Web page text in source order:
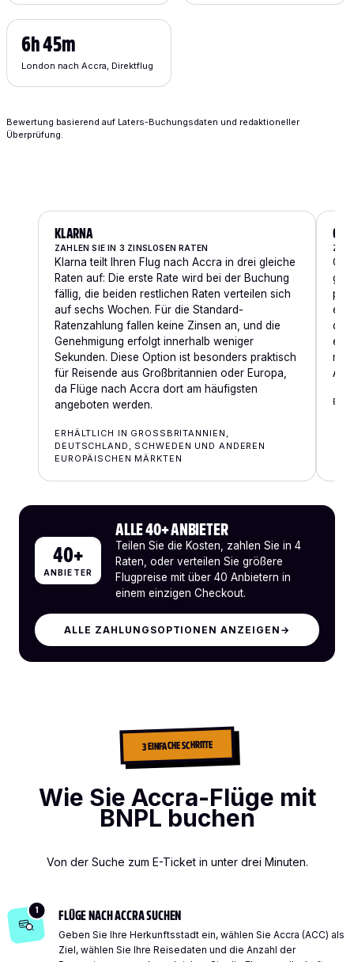
London nach Accra, Direktflug
6h 45m
Bewertung basierend auf Laters-Buchungsdaten und redaktioneller
Überprüfung.
KLARNA
ZAHLEN SIE IN 3 ZINSLOSEN RATEN
Klarna teilt Ihren Flug nach Accra in drei gleiche
Raten auf: Die erste Rate wird bei der Buchung
fällig, die beiden restlichen Raten verteilen sich
auf sechs Wochen. Für die Standard-
Ratenzahlung fallen keine Zinsen an, und die
Genehmigung erfolgt innerhalb weniger
Sekunden. Diese Option ist besonders praktisch
für Reisende aus Großbritannien oder Europa,
da Flüge nach Accra dort am häufigsten
angeboten werden.
ERHÄLTLICH IN GROSSBRITANNIEN, D
EUTSCHLAND, SCHWEDEN UND ANDEREN E
UROPÄISCHEN MÄRKTEN
die
mit
40+
ANBIETER
ALLE 40+ ANBIETER
Teilen Sie die Kosten, zahlen Sie in 4
Raten, oder verteilen Sie größere
Flugpreise mit über 40 Anbietern in
einem einzigen Checkout.
ALLE ZAHLUNGSOPTIONEN ANZEIGEN →
3 EINFACHE SCHRITTE
Wie Sie Accra-Flüge mit
BNPL buchen
Von der Suche zum E-Ticket in unter drei Minuten.
1 FLÜGE NACH ACCRA SUCHEN
Geben Sie Ihre Herkunftsstadt ein, wählen Sie Accra (ACC) als
Ziel, wählen Sie Ihre Reisedaten und die Anzahl der